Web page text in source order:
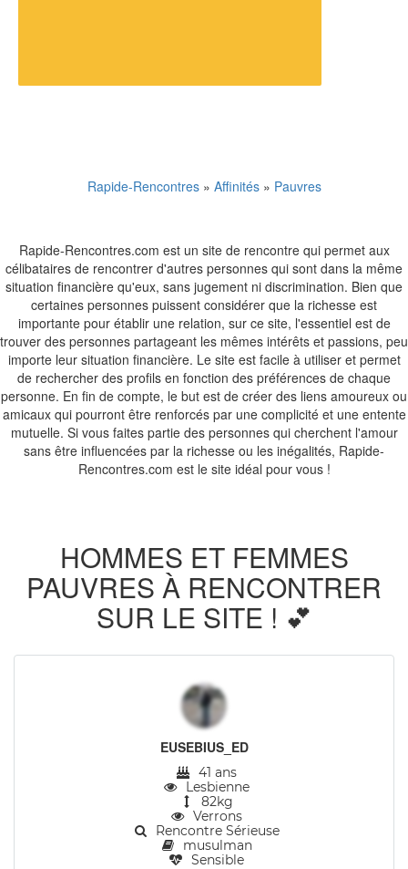
Rapide-Rencontres» Affinités » Pauvres
Rapide-Rencontres.com est un site de rencontre qui permet aux
célibataires de rencontrer d'autres personnes qui sont dans la même
situation financière qu'eux, sans jugement ni discrimination. Bien que
certaines personnes puissent considérer que la richesse est
importante pour établir une relation, sur ce site, l'essentiel est de
trouver des personnes partageant les mêmes intérêts et passions, peu
importe leur situation financière. Le site est facile à utiliser et permet
de rechercher des profils en fonction des préférences de chaque
personne. En fin de compte, le but est de créer des liens amoureux ou
amicaux qui pourront être renforcés par une complicité et une entente
mutuelle. Si vous faites partie des personnes qui cherchent l'amour
sans être influencées par la richesse ou les inégalités, Rapide-
Rencontres.com est le site idéal pour vous !
HOMMES ET FEMMES
PAUVRES À RENCONTRER
SUR LE SITE ! 💕
EUSEBIUS_ED
41 ans
Lesbienne
82kg
Verrons
Rencontre Sérieuse
musulman
Sensible